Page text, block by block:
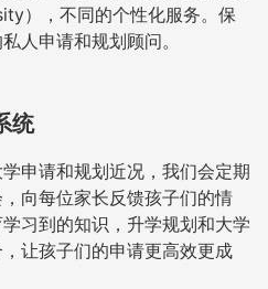
），不同的个性化服务。保
人申请和规划顾问。
统
申请和规划近况，我们会定期
向每位家长反馈孩子们的情
习到的知识，升学规划和大学
让孩子们的申请更高效更成